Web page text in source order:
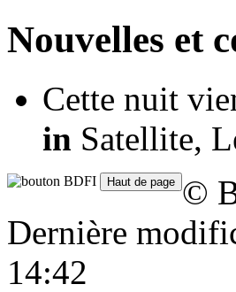
Nouvelles et
Cette nuit
in Satellite,
©
Dernière
14:42